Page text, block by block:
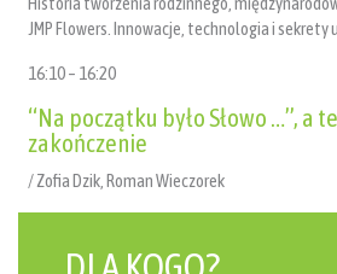
JMP Flowers. Innowacje, technologia i sekrety
16:10 – 16:20
“Na początku było Słowo …”, a
zakończenie
/ Zofia Dzik, Roman Wieczorek